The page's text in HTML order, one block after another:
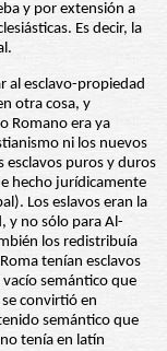
y por extensión a
Es decir, la
al esclavo-propiedad
otra cosa, y
Romano era ya
ni los nuevos
esclavos puros y duros
hecho jurídicamente
Los eslavos eran la
y no sólo para Al-
los redistribuía
tenían esclavos
semántico que
convirtió en
semántico que
tenía en latín